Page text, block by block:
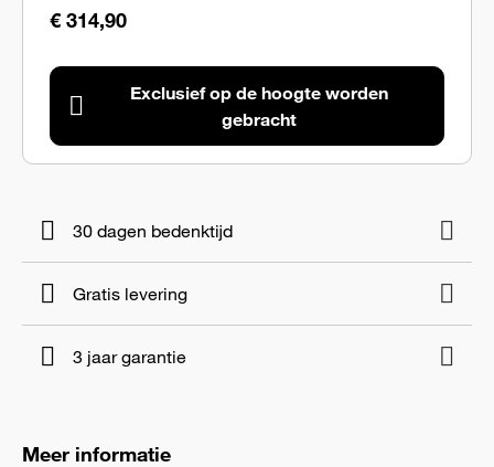
€ 314,90
Exclusief op de hoogte worden
gebracht
30 dagen bedenktijd
Gratis levering
3 jaar garantie
Meer informatie